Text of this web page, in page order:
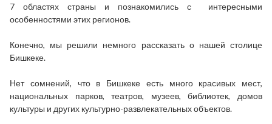
7 областях страны и познакомились с интересными
особенностями этих регионов.
Конечно, мы решили немного рассказать о нашей столице
Бишкеке.
Нет сомнений, что в Бишкеке есть много красивых мест,
национальных парков, театров, музеев, библиотек, домов
культуры и других культурно-развлекательных объектов.